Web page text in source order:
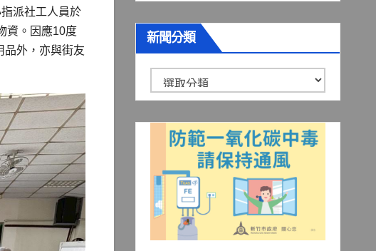
派社工人員於
資。因應10度
品外，亦與街友
新聞分類
聞
分